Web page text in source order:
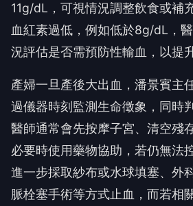
11g/dL，可視情況調整飲食或補
血紅素過低，例如低於8g/dL，
況評估是否需預防性輸血，以提
產婦一旦產後大出血，潘景賓主
過儀器時刻監測生命徵象，同時
醫師通常會先按摩子宮、清空殘
必要時使用藥物協助，若仍無法
進一步採取紗布或水球填塞、外
脈栓塞手術等方式止血，而若相